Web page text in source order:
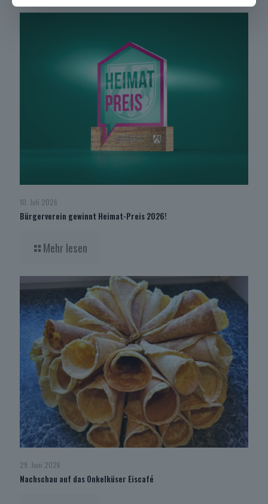
10. Juli 2026
Bürgerverein gewinnt Heimat-Preis 2026!
Mehr lesen
29. Juni 2026
Nachschau auf das Onkelküser Eiscafé